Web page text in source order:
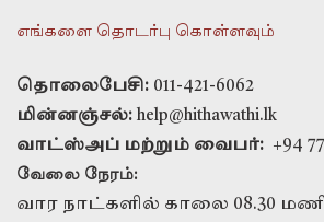
எங்களை தொடர்பு கொள்ளவும்
தொலைபேசி: 011-421-6062
மின்னஞ்சல்: help@hithawathi.lk
வாட்ஸ்அப் மற்றும் வைபர்: +94 77
வேலை நேரம்:
வார நாட்களில் காலை 08.30